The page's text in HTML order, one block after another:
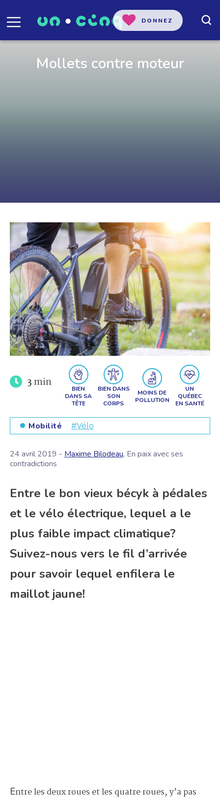
DONNEZ
Mollets contre moteur
3 min
BIEN
DANS SA
TÊTE
BIEN DANS
SON
CORPS
MOINS DE
POLLUTION
UN
QUÉBEC
EN SANTÉ
Mobilité #Vélo
24 avril 2019 - Maxime Bilodeau, En paix avec ses
contradictions
Entre le bon vieux bécyk à pédales
et le vélo électrique, lequel a le
plus faible impact climatique?
Suivez-nous vers le fil d’arrivée
pour savoir lequel enfilera le
maillot jaune!
Entre les deux roues et les quatre roues, y’a pas